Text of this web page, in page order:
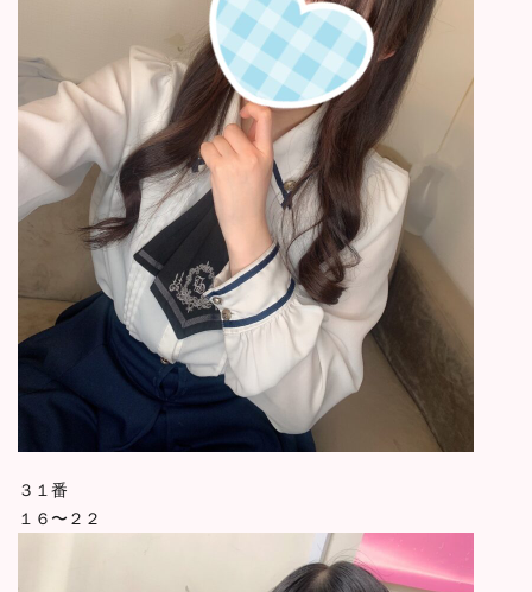
３１番
１６〜２２